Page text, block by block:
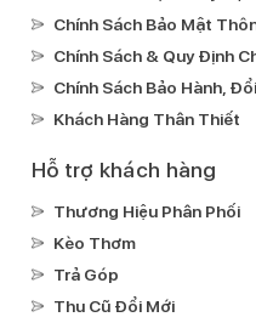
Chính Sách Bảo Mật
Chính Sách & Quy Định
Chính Sách Bảo Hành,
Khách Hàng Thân Thiết
Hỗ trợ khách hàng
Thương Hiệu Phân Phối
Kèo Thơm
Trả Góp
Thu Cũ Đổi Mới